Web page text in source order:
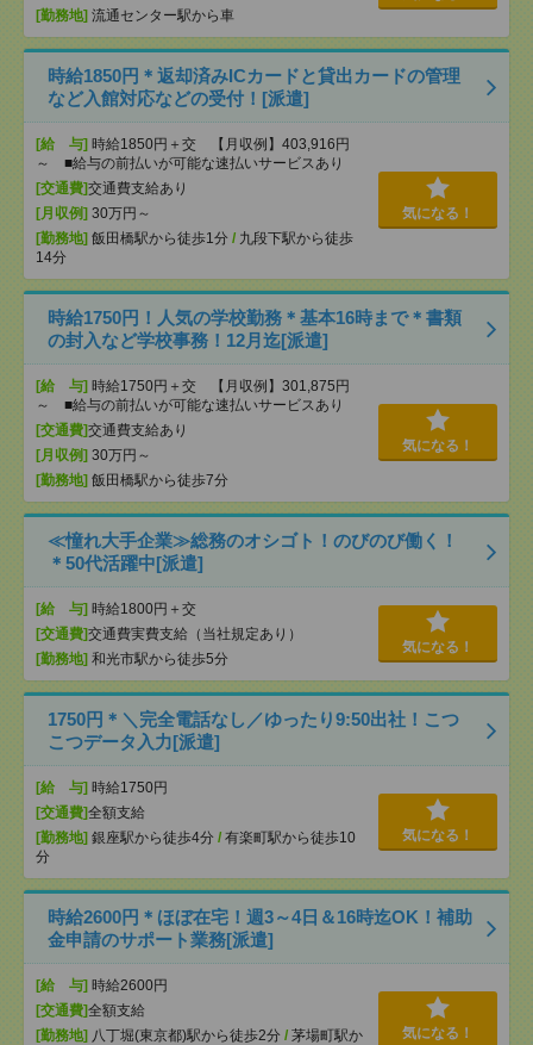
[勤務地] 流通センター駅から車
時給1850円＊返却済みICカードと貸出カードの管理
など入館対応などの受付！[派遣]
[給 与] 時給1850円＋交 【月収例】403,916円
～ ■給与の前払いが可能な速払いサービスあり
[交通費]交通費支給あり
[月収例] 30万円～
[勤務地] 飯田橋駅から徒歩1分 / 九段下駅から徒歩
14分
気になる！
時給1750円！人気の学校勤務＊基本16時まで＊書類
の封入など学校事務！12月迄[派遣]
[給 与] 時給1750円＋交 【月収例】301,875円
～ ■給与の前払いが可能な速払いサービスあり
[交通費]交通費支給あり
[月収例] 30万円～
[勤務地] 飯田橋駅から徒歩7分
気になる！
≪憧れ大手企業≫総務のオシゴト！のびのび働く！
＊50代活躍中[派遣]
[給 与] 時給1800円＋交
[交通費]交通費実費支給（当社規定あり）
[勤務地] 和光市駅から徒歩5分
気になる！
1750円＊＼完全電話なし／ゆったり9:50出社！こつ
こつデータ入力[派遣]
[給 与] 時給1750円
[交通費]全額支給
[勤務地] 銀座駅から徒歩4分 / 有楽町駅から徒歩10
分
気になる！
時給2600円＊ほぼ在宅！週3～4日＆16時迄OK！補助
金申請のサポート業務[派遣]
[給 与] 時給2600円
[交通費]全額支給
[勤務地] 八丁堀(東京都)駅から徒歩2分 / 茅場町駅か
気になる！